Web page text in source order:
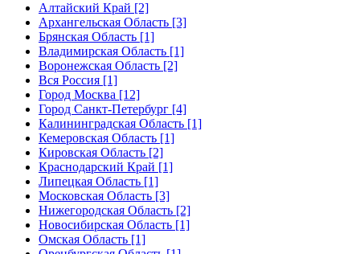
Алтайский Край [2]
Архангельская Область [3]
Брянская Область [1]
Владимирская Область [1]
Воронежская Область [2]
Вся Россия [1]
Город Москва [12]
Город Санкт-Петербург [4]
Калининградская Область [1]
Кемеровская Область [1]
Кировская Область [2]
Краснодарский Край [1]
Липецкая Область [1]
Московская Область [3]
Нижегородская Область [2]
Новосибирская Область [1]
Омская Область [1]